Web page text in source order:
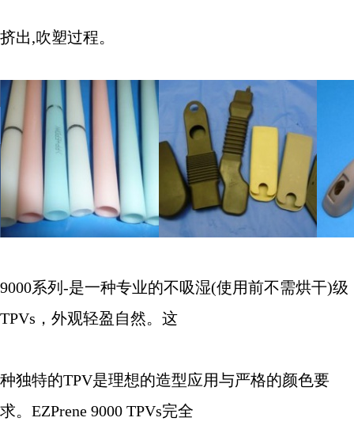
挤出,吹塑过程。
9000系列 -是一种专业的不吸湿(使用前不需烘干)级
TPVs ，外观轻盈自然。这
种独特的TPV是理想的造型应用与严格的颜色要
求。 EZPrene 9000 TPVs完全